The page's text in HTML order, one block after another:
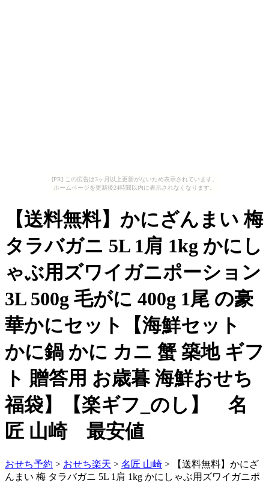
[PR] この広告は3ヶ月以上更新がないため表示されています。
ホームページを更新後24時間以内に表示されなくなります。
【送料無料】かにざんまい 梅
タラバガニ 5L 1肩 1kg かにし
ゃぶ用ズワイガニポーション
3L 500g 毛がに 400g 1尾 の豪
華かにセット【海鮮セット
かに鍋 かに カニ 蟹 築地 ギフ
ト 贈答用 お歳暮 海鮮おせち
福袋】【楽ギフ_のし】 名
匠 山崎 最安値
おせち予約 > おせち楽天 > 名匠 山崎 > 【送料無料】かにざ
んまい 梅 タラバガニ 5L 1肩 1kg かにしゃぶ用ズワイガニポ